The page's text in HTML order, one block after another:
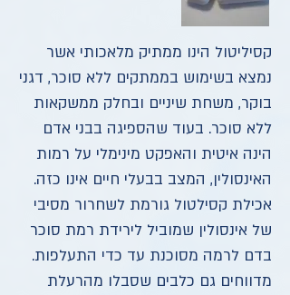
קסיליטול הינו ממתיק מלאכותי אשר
נמצא בשימוש בממתקים ללא סוכר, דגני
בוקר, משחת שיניים ובחלק ממשקאות
ללא סוכר. בעוד שהספיגה בבני אדם
הינה איטית והאפקט מינימלי על רמות
האינסולין, המצב בבעלי חיים אינו כזה.
אכילת קסילטול גורמת לשחרור מסיבי
של אינסולין שמוביל לירידת רמת סוכר
בדם לרמה מסוכנת עד כדי התעלפות.
מדווחים גם כלבים שסבלו מהרעלת